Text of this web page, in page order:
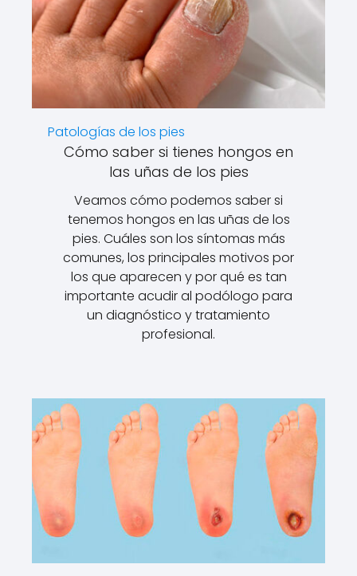
Patologías de los pies
Cómo saber si tienes hongos en
las uñas de los pies
Veamos cómo podemos saber si
tenemos hongos en las uñas de los
pies. Cuáles son los síntomas más
comunes, los principales motivos por
los que aparecen y por qué es tan
importante acudir al podólogo para
un diagnóstico y tratamiento
profesional.